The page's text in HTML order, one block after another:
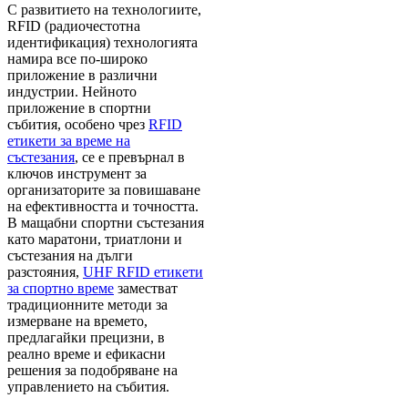
С развитието на технологиите,
RFID (радиочестотна
идентификация) технологията
намира все по-широко
приложение в различни
индустрии. Нейното
приложение в спортни
събития, особено чрез RFID
етикети за време на
състезания, се е превърнал в
ключов инструмент за
организаторите за повишаване
на ефективността и точността.
В мащабни спортни състезания
като маратони, триатлони и
състезания на дълги
разстояния, UHF RFID етикети
за спортно време заместват
традиционните методи за
измерване на времето,
предлагайки прецизни, в
реално време и ефикасни
решения за подобряване на
управлението на събития.